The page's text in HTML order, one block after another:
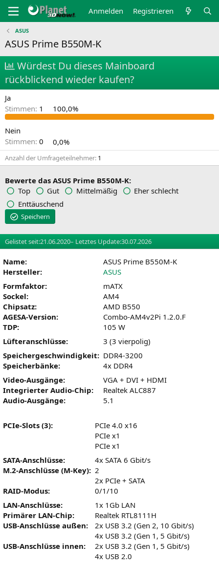
Anmelden Registrieren
ASUS
ASUS Prime B550M-K
Würdest Du dieses Mainboard
rückblickend wieder kaufen?
Ja
Stimmen: 1 100,0%
Nein
Stimmen: 0 0,0%
Anzahl der Umfrageteilnehmer 1
Bewerte das ASUS Prime B550M-K:
Top
Gut Mittelmäßig
Eher schlecht
Enttäuschend
Speichern
Gelistet seit:21.06.2020– Letztes Update:30.07.2026
Name:
ASUS Prime B550M-K
Hersteller:
ASUS
Formfaktor:
mATX
Sockel:
AM4
Chipsatz:
AMD B550
AGESA-Version:
Combo-AM4v2Pi 1.2.0.F
TDP:
105 W
Lüfteranschlüsse:
3 (3 vierpolig)
Speichergeschwindigkeit: DDR4-3200
Speicherbänke:
4x DDR4
Video-Ausgänge:
VGA + DVI + HDMI
Integrierter Audio-Chip:
Realtek ALC887
Audio-Ausgänge:
5.1
PCIe-Slots (3):
PCIe 4.0 x16
PCIe x1
PCIe x1
SATA-Anschlüsse:
4x SATA 6 Gbit/s
M.2-Anschlüsse (M-Key): 2
2x PCIe + SATA
RAID-Modus:
0/1/10
LAN-Anschlüsse:
1x 1Gb LAN
Primärer LAN-Chip:
Realtek RTL8111H
USB-Anschlüsse außen:
2x USB 3.2 (Gen 2, 10 Gbit/s)
4x USB 3.2 (Gen 1, 5 Gbit/s)
USB-Anschlüsse innen:
2x USB 3.2 (Gen 1, 5 Gbit/s)
4x USB 2.0